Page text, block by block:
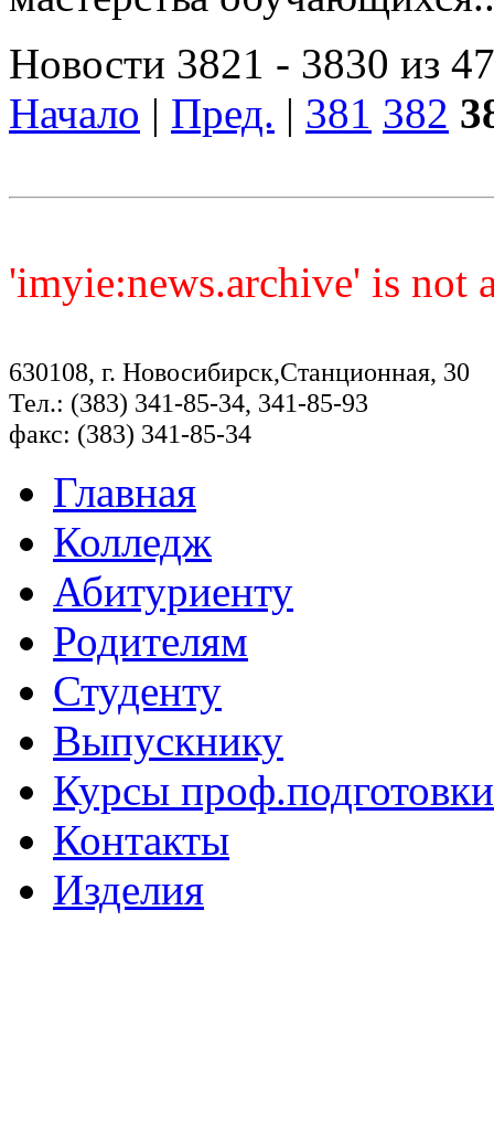
Новости 3821 - 3830 из
Начало | Пред. | 381 382
'imyie:news.archive' is not
630108, г. Новосибирск,Станционная, 30
Тел.: (383) 341-85-34, 341-85-93
факс: (383) 341-85-34
Главная
Колледж
Абитуриенту
Родителям
Студенту
Выпускнику
Курсы проф.подготовки
Контакты
Изделия